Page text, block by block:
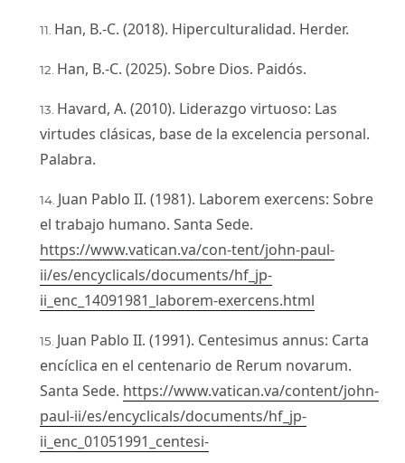
Han, B.-C. (2018). Hiperculturalidad. Herder.
Han, B.-C. (2025). Sobre Dios. Paidós.
Havard, A. (2010). Liderazgo virtuoso: Las
virtudes clásicas, base de la excelencia personal.
Palabra.
Juan Pablo II. (1981). Laborem exercens: Sobre
el trabajo humano. Santa Sede.
https://www.vatican.va/con-tent/john-paul-
ii/es/encyclicals/documents/hf_jp-
ii_enc_14091981_laborem-exercens.html
Juan Pablo II. (1991). Centesimus annus: Carta
encíclica en el centenario de Rerum novarum.
Santa Sede. https://www.vatican.va/content/john-
paul-ii/es/encyclicals/documents/hf_jp-
ii_enc_01051991_centesi-